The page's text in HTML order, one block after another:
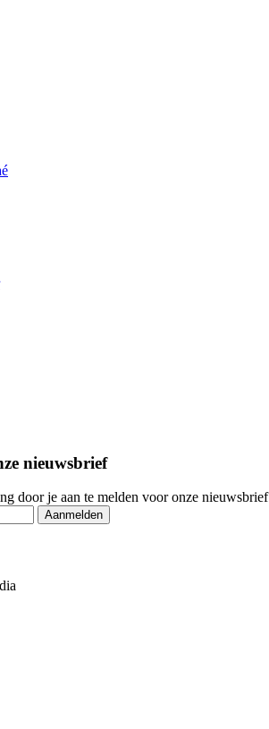
nieuwsbrief
door je aan te melden voor onze nieuwsbrief
Aanmelden